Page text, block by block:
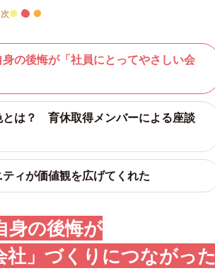
の後悔が「社員にとってやさしい会
は？ 育休取得メンバーによる座談
ィが価値観を広げてくれた
身の後悔が
社」づくりにつながった